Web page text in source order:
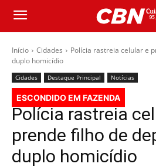
Início Cidades
Polícia rastreia celular e
duplo homicídio
Cidades Destaque Principal Notícias
ESCONDIDO EM FAZENDA
Polícia rastreia
prende filho de
duplo homicídio